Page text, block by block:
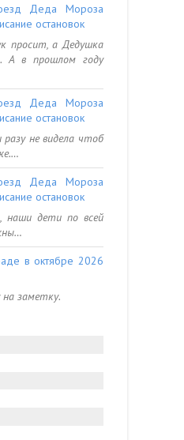
Деда Мороза
остановок
просит, а Дедушка
А в прошлом году
Деда Мороза
остановок
не видела чтоб
Деда Мороза
остановок
дети по всей
в октябре 2026
заметку.